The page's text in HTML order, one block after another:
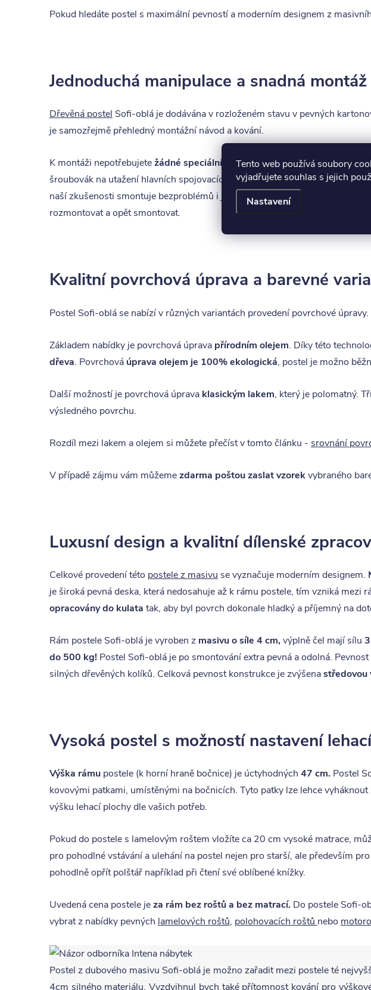
Tento web používá soubory
vyjadřujete souhlas s jejich
Nastavení
Pokud hledáte postel s maximální pevností a moderním designem z
Jednoduchá manipulace a snadná montáž
Dřevěná postel Sofi-oblá je dodávána v rozloženém stavu v pevných
je samozřejmě přehledný montážní návod a kování.
K montáži nepotřebujetežádné speciální nářadí. Jediné co třeba mít k
šroubovák na utažení hlavních spojovacích šroubů. Celé smontování zabere
naší zkušenosti smontuje bezproblémů i jedna zručná osoba.
rozmontovat a opět smontovat.
Kvalitní povrchová úprava a barevné
Postel Sofi-oblá se nabízí v různých variantách provedení povrchové úpravy.
Základem nabídky je povrchová úprava přírodním olejem. Díky této
dřeva. Povrchová úprava olejem je 100% ekologická, postel je možno
Další možností je povrchová úprava klasickým lakem, který je polomatný.
výsledného povrchu.
Rozdíl mezi lakem a olejem si můžete přečíst v tomto článku - srovnání
V případě zájmu vám můžemezdarma poštou zaslat vzorekvybraného
Luxusní design a kvalitní dílenské
Celkové provedení této postele z masivu se vyznačuje moderním designem.
je široká pevná deska, která nedosahuje až k rámu postele, tím vzniká mezi
opracovány do kulata tak, aby byl povrch dokonale hladký a příjemný na
Rám postele Sofi-oblá je vyroben z masivu o síle 4 cm,výplně čel mají sílu
do 500 kg! Postel Sofi-oblá je po smontování extra pevná a odolná.
silných dřevěných kolíků. Celková pevnost konstrukce je zvýšenastředovou
Vysoká postel s možností nastavení
Výška rámu postele (k horní hraně bočnice) je úctyhodných 47 cm. Postel
kovovými patkami, umístěnými na bočnicích. Tyto patky lze lehce
výšku lehací plochy dle vašich potřeb.
Pokud do postele s lamelovým roštem vložíte ca 20 cm vysoké matrace,
pro pohodlné vstávání a ulehání na postel nejen pro starší, ale především
pohodlně opřít polštář například při čtení své oblíbené knížky.
Uvedená cena postele jeza rám bez roštů a bez matrací. Do postele Sofi-
vybrat z nabídky pevných lamelových roštů, polohovacích roštů nebo
Postel z dubového masivu Sofi-oblá je možno zařadit mezi postele té
4cm silného materiálu. Vyzdvihnul bych také přítomnost kování pro